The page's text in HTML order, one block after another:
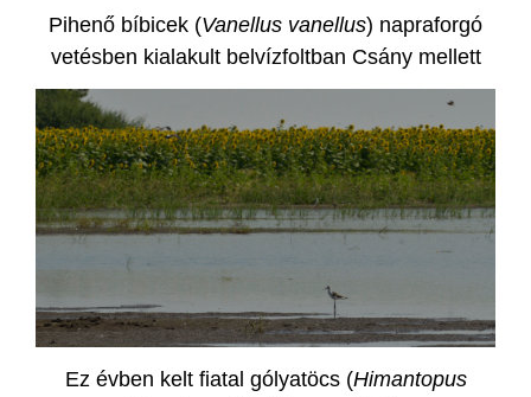
Pihenő bíbicek (Vanellus vanellus) napraforgó
vetésben kialakult belvízfoltban Csány mellett
Ez évben kelt fiatal gólyatöcs (Himantopus